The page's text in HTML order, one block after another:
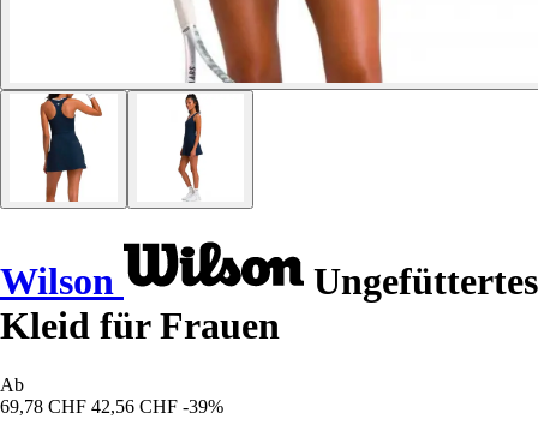
Wilson
Ungefüttertes
Kleid für Frauen
Ab
69,78 CHF 42,56 CHF -39%